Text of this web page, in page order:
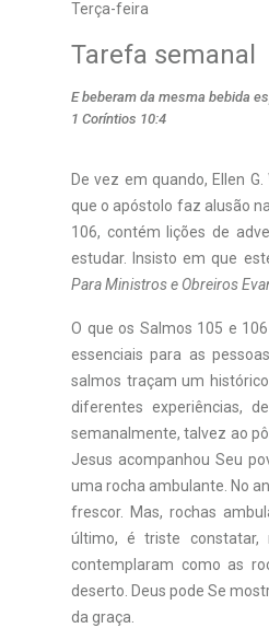
Terça-feira
Tarefa semanal
E beberam da mesma bebida
1 Coríntios 10:4
De vez em quando, Ellen
que o apóstolo faz alusão
106, contém lições de
estudar. Insisto em que
Para Ministros e Obreiros
O que os Salmos 105 e
essenciais para as
salmos traçam um
diferentes experiências,
semanalmente, talvez ao
Jesus acompanhou Seu
uma rocha ambulante. No
frescor. Mas, rochas
último, é triste constatar,
contemplaram como as
deserto. Deus pode Se
da graça.